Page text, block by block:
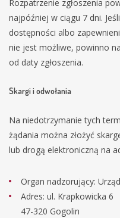
Rozpatrzenie zgłoszenia
najpóźniej w ciągu 7 dni.
dostępności albo
nie jest możliwe, powinno
od daty zgłoszenia.
Skargi i odwołania
Na niedotrzymanie tych
żądania można złożyć
lub drogą elektroniczną na
Organ nadzorujący:
Adres: ul. Krapkowicka 6
47-320 Gogolin